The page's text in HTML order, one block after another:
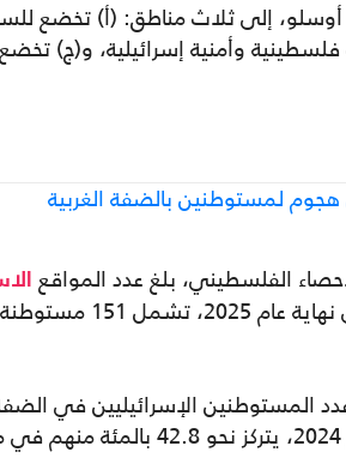
إلى ثلاث مناطق: (أ) تخضع
وأمنية إسرائيلية، و(ج)
لمستوطنين بالضفة الغربية
الفلسطيني، بلغ عدد المواقع